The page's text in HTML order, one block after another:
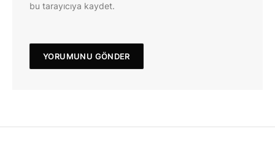
bu tarayıcıya kaydet.